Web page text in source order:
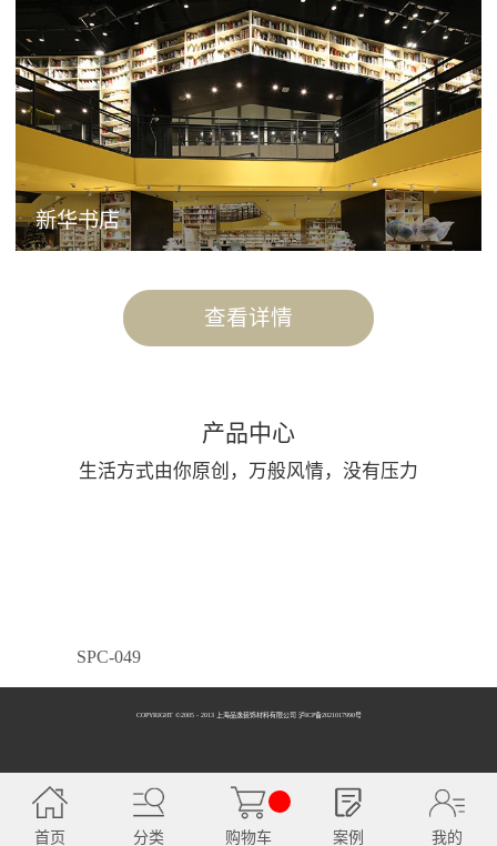
新华书店
查看详情
产品中心
生活方式由你原创，万般风情，没有压力
SPC-049
SPC-050
COPYRIGHT ©2005 - 2013 上海品逸装饰材料有限公司 泸ICP备2021017990号
首页 分类 购物车 案例 我的